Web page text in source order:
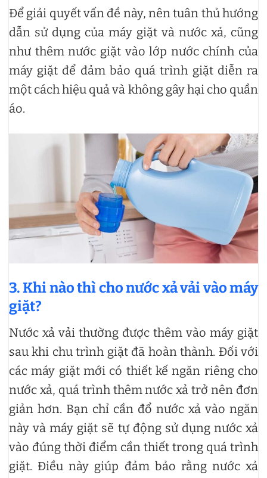
Để giải quyết vấn đề này, nên tuân thủ hướng
dẫn sử dụng của máy giặt và nước xả, cũng
như thêm nước giặt vào lớp nước chính của
máy giặt để đảm bảo quá trình giặt diễn ra
một cách hiệu quả và không gây hại cho quần
áo.
3. Khi nào thì cho nước xả vải vào máy
giặt?
Nước xả vải thường được thêm vào máy giặt
sau khi chu trình giặt đã hoàn thành. Đối với
các máy giặt mới có thiết kế ngăn riêng cho
nước xả, quá trình thêm nước xả trở nên đơn
giản hơn. Bạn chỉ cần đổ nước xả vào ngăn
này và máy giặt sẽ tự động sử dụng nước xả
vào đúng thời điểm cần thiết trong quá trình
giặt. Điều này giúp đảm bảo rằng nước xả